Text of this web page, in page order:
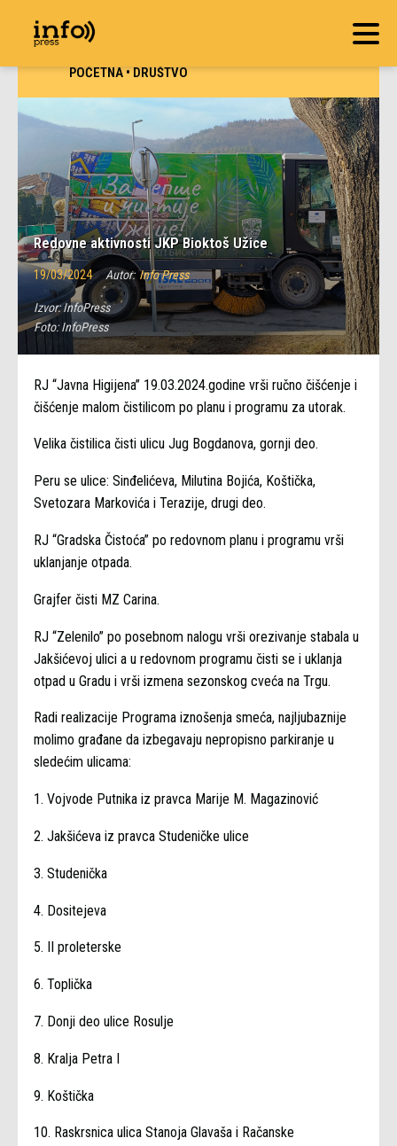
POČETNA•DRUŠTVO
Redovne aktivnosti JKP Bioktoš Užice
19/03/2024 Autor: Info Press
Izvor:InfoPress
Foto:InfoPress
RJ “Javna Higijena” 19.03.2024.godine vrši ručno čišćenje i
čišćenje malom čistilicom po planu i programu za utorak.
Velika čistilica čisti ulicu Jug Bogdanova, gornji deo.
Peru se ulice: Sinđelićeva, Milutina Bojića, Koštička,
Svetozara Markovića i Terazije, drugi deo.
RJ “Gradska Čistoća” po redovnom planu i programu vrši
uklanjanje otpada.
Grajfer čisti MZ Carina.
RJ “Zelenilo” po posebnom nalogu vrši orezivanje stabala u
Jakšićevoj ulici a u redovnom programu čisti se i uklanja
otpad u Gradu i vrši izmena sezonskog cveća na Trgu.
Radi realizacije Programa iznošenja smeća, najljubaznije
molimo građane da izbegavaju nepropisno parkiranje u
sledećim ulicama:
1. Vojvode Putnika iz pravca Marije M. Magazinović
2. Jakšićeva iz pravca Studeničke ulice
3. Studenička
4. Dositejeva
5. II proleterske
6. Toplička
7. Donji deo ulice Rosulje
8. Kralja Petra I
9. Koštička
10. Raskrsnica ulica Stanoja Glavaša i Račanske